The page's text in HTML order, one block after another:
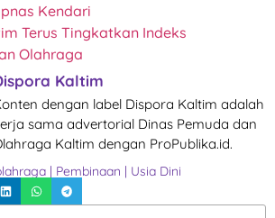
Kendari
Terus Tingkatkan Indeks
Olahraga
Kaltim
dengan label Dispora Kaltim adalah
sama advertorial Dinas Pemuda dan
Kaltim dengan ProPublika.id.
Pembinaan Usia Dini